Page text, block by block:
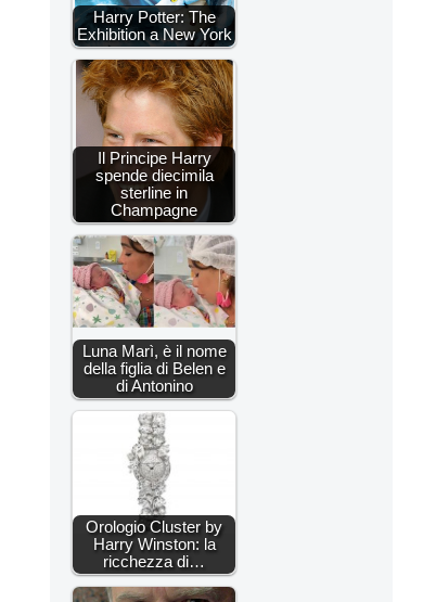
Harry Potter: The
Exhibition a New York
Il Principe Harry
spende diecimila
sterline in
Champagne
Luna Marì, è il nome
della figlia di Belen e
di Antonino
Orologio Cluster by
Harry Winston: la
ricchezza di…